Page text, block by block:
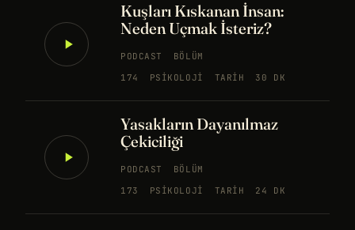
Kuşları Kıskanan İnsan:
Neden Uçmak İsteriz?
PODCAST
BÖLÜM
174
PSIKOLOJI TARIH 30 DK
Yasakların Dayanılmaz
Çekiciliği
PODCAST
BÖLÜM
173
PSIKOLOJI TARIH 24 DK